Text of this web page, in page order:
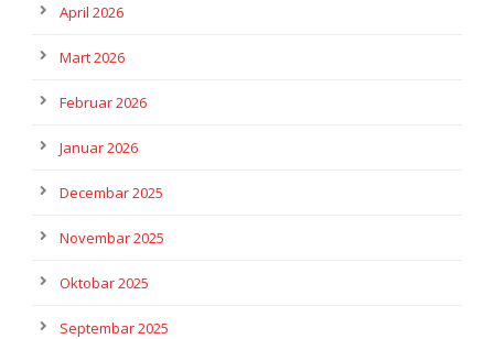
April 2026
Mart 2026
Februar 2026
Januar 2026
Decembar 2025
Novembar 2025
Oktobar 2025
Septembar 2025